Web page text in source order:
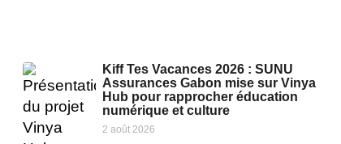
Kiff Tes Vacances 2026 : SUNU
Assurances Gabon mise sur Vinya
Hub pour rapprocher éducation
numérique et culture
2 août 2026